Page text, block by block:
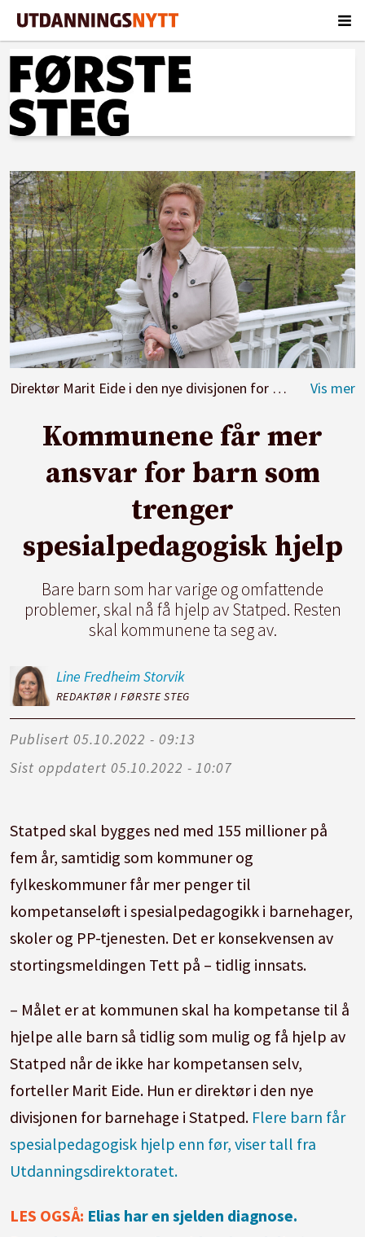
Direktør Marit Eide i den nye divisjonen for barnehage i Statped mener det vil komme alle barna til gode at flere ansatte får kompetanse på spesialpedagogikk.
Kommunene får mer
ansvar for barn som
trenger
spesialpedagogisk hjelp
Bare barn som har varige og omfattende
problemer, skal nå få hjelp av Statped. Resten
skal kommunene ta seg av.
Line FredheimStorvik
REDAKTØR I FØRSTE STEG
Publisert
05.10.2022 - 09:13
Sist oppdatert
05.10.2022 - 10:07
Statped skal bygges ned med 155 millioner på
fem år, samtidig som kommuner og
fylkeskommuner får mer penger til
kompetanseløft i spesialpedagogikk i barnehager,
skoler og PP-tjenesten. Det er konsekvensen av
stortingsmeldingen Tett på – tidlig innsats.
– Målet er at kommunen skal ha kompetanse til å
hjelpe alle barn så tidlig som mulig og få hjelp av
Statped når de ikke har kompetansen selv,
forteller Marit Eide. Hun er direktør i den nye
divisjonen for barnehage i Statped. Flere barn får
spesialpedagogisk hjelp enn før, viser tall fra
Utdanningsdirektoratet.
LES OGSÅ: Elias har en sjelden diagnose.